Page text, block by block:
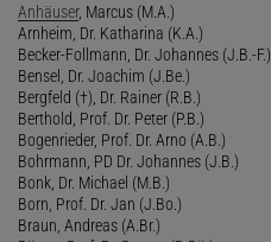
Anhäuser, Marcus (M.A.)
Arnheim, Dr. Katharina (K.A.)
Becker-Follmann, Dr. Johannes (J.B.-F.)
Bensel, Dr. Joachim (J.Be.)
Bergfeld (†), Dr. Rainer (R.B.)
Berthold, Prof. Dr. Peter (P.B.)
Bogenrieder, Prof. Dr. Arno (A.B.)
Bohrmann, PD Dr. Johannes (J.B.)
Bonk, Dr. Michael (M.B.)
Born, Prof. Dr. Jan (J.Bo.)
Braun, Andreas (A.Br.)